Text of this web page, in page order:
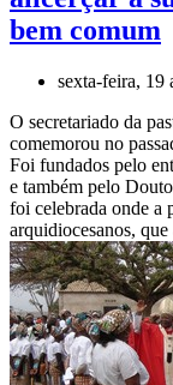
bem comum
sexta-feira, 19
O secretariado da
comemorou no
Foi fundados pelo
e também pelo
foi celebrada onde a
arquidiocesanos,